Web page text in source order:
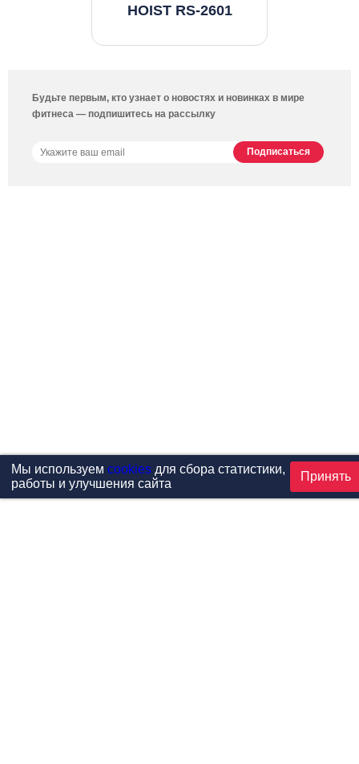
HOIST RS-2601
Будьте первым, кто узнает о новостях и новинках в мире
фитнеса — подпишитесь на рассылку
Мы используем cookiesдля сбора статистики,
работы и улучшения сайта
Принять